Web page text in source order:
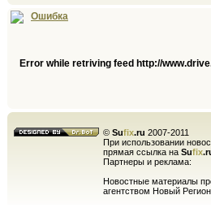
Ошибка
Error while retriving feed http://
© Sufix.ru 2007-2011
При использовании
прямая ссылка на Sufix
Партнеры и реклама:
Новостные материалы
агентством Новый Регион